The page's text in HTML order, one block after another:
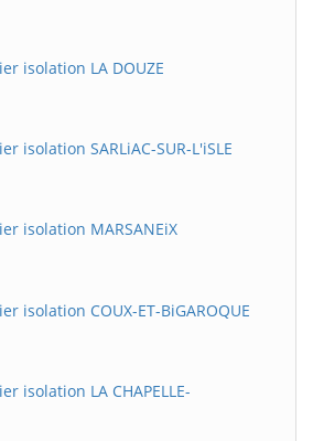
isolation LA DOUZE
isolation SARLiAC-SUR-L'iSLE
isolation MARSANEiX
isolation COUX-ET-BiGAROQUE
isolation LA CHAPELLE-